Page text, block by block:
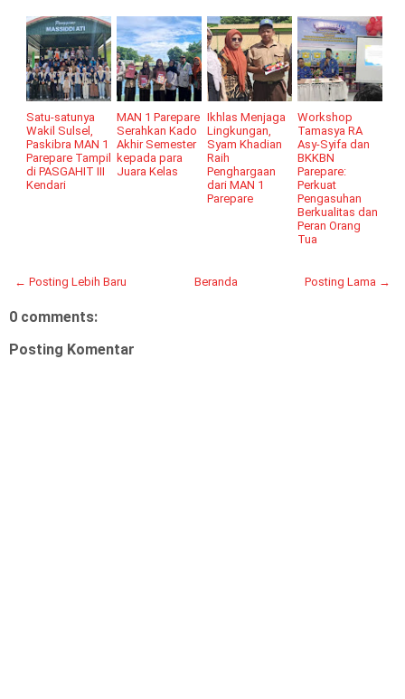
Satu-satunya
Wakil Sulsel,
Paskibra MAN 1
Parepare Tampil
di PASGAHIT III
Kendari
MAN 1 Parepare
Serahkan Kado
Akhir Semester
kepada para
Juara Kelas
Ikhlas Menjaga
Lingkungan,
Syam Khadian
Raih
Penghargaan
dari MAN 1
Parepare
Workshop
Tamasya RA
Asy-Syifa dan
BKKBN
Parepare:
Perkuat
Pengasuhan
Berkualitas dan
Peran Orang
Tua
← Posting Lebih Baru Posting Lama →
Beranda
0 comments:
Posting Komentar